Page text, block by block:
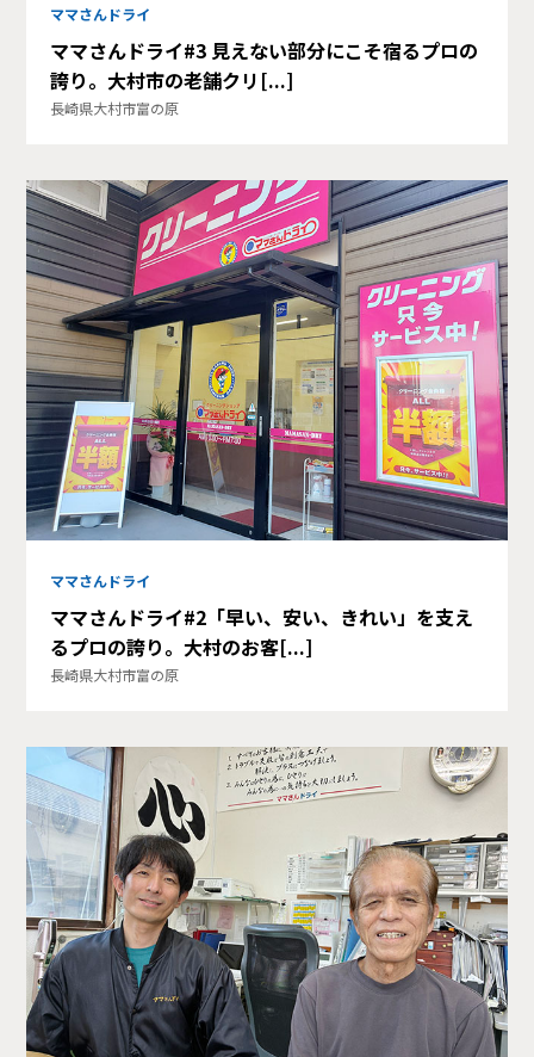
ママさんドライ
ママさんドライ#3 見えない部分にこそ宿るプロの
誇り。大村市の老舗クリ[...]
長崎県大村市富の原
ママさんドライ
ママさんドライ#2「早い、安い、きれい」を支え
るプロの誇り。大村のお客[...]
長崎県大村市富の原